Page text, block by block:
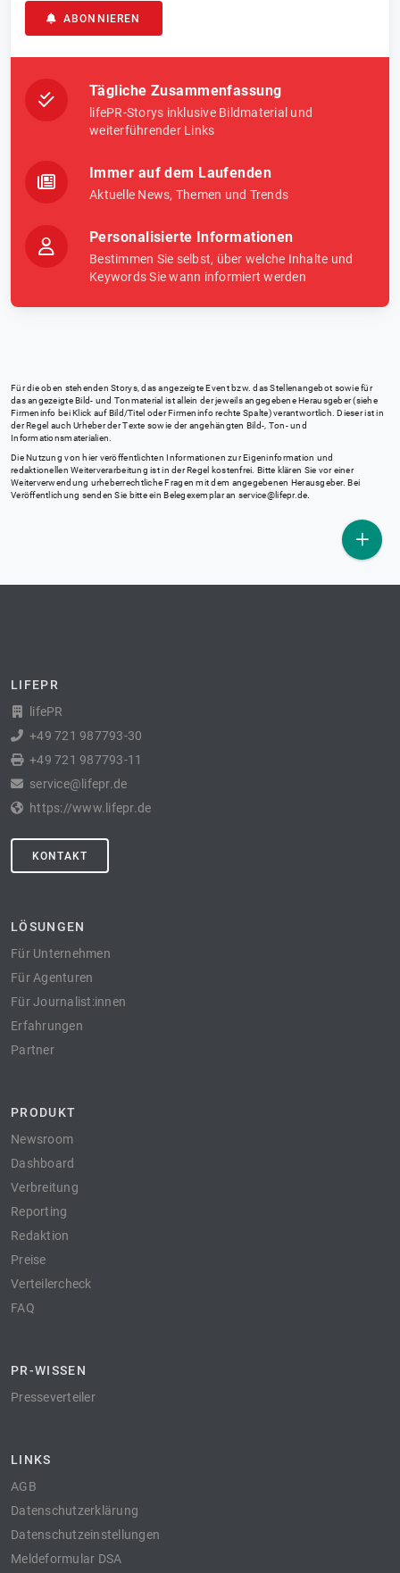
ABONNIEREN
Tägliche Zusammenfassung
lifePR-Storys inklusive Bildmaterial und
weiterführender Links
Immer auf dem Laufenden
Aktuelle News, Themen und Trends
Personalisierte Informationen
Bestimmen Sie selbst, über welche Inhalte und
Keywords Sie wann informiert werden
Für die oben stehenden Storys, das angezeigte Event bzw. das Stellenangebot sowie für
das angezeigte Bild- und Tonmaterial ist allein der jeweils angegebene Herausgeber (siehe
Firmeninfo bei Klick auf Bild/Titel oder Firmeninfo rechte Spalte) verantwortlich. Dieser ist in
der Regel auch Urheber der Texte sowie der angehängten Bild-, Ton- und
Informationsmaterialien.
Die Nutzung von hier veröffentlichten Informationen zur Eigeninformation und
redaktionellen Weiterverarbeitung ist in der Regel kostenfrei. Bitte klären Sie vor einer
Weiterverwendung urheberrechtliche Fragen mit dem angegebenen Herausgeber. Bei
Veröffentlichung senden Sie bitte ein Belegexemplar an service@lifepr.de
LIFEPR
lifePR
+49 721 987793-30
+49 721 987793-11
service@lifepr.de
https://www.lifepr.de
KONTAKT
LÖSUNGEN
Für Unternehmen
Für Agenturen
Für Journalist:innen
Erfahrungen
Partner
PRODUKT
Newsroom
Dashboard
Verbreitung
Reporting
Redaktion
Preise
Verteilercheck
FAQ
PR-WISSEN
Presseverteiler
LINKS
AGB
Datenschutzerklärung
Datenschutzeinstellungen
Meldeformular DSA